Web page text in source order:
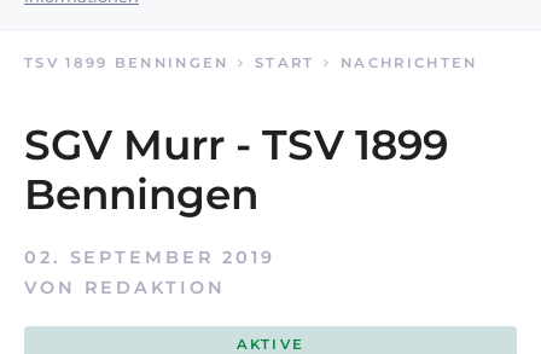
TSV 1899 BENNINGEN START NACHRICHTEN
SGV Murr - TSV 1899
Benningen
02. SEPTEMBER 2019
VON REDAKTION
AKTIVE